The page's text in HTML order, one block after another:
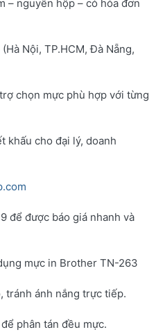
– nguyên hộp – có hóa đơn
Nội, TP.HCM, Đà Nẵng,
chọn mực phù hợp với từng
khấu cho đại lý, doanh
để được báo giá nhanh và
mực in Brother TN-263
tránh ánh nắng trực tiếp.
phân tán đều mực.